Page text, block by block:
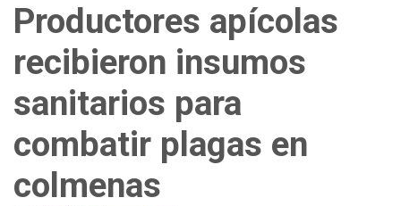
Productores apícolas
recibieron insumos
sanitarios para
combatir plagas en
colmenas